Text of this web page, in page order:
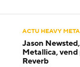
ACTU HEAVY
Jason
Metallica,
Reverb